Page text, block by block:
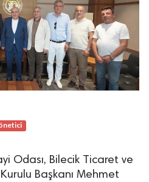
Odası, Bilecik Ticaret ve
Başkanı Mehmet